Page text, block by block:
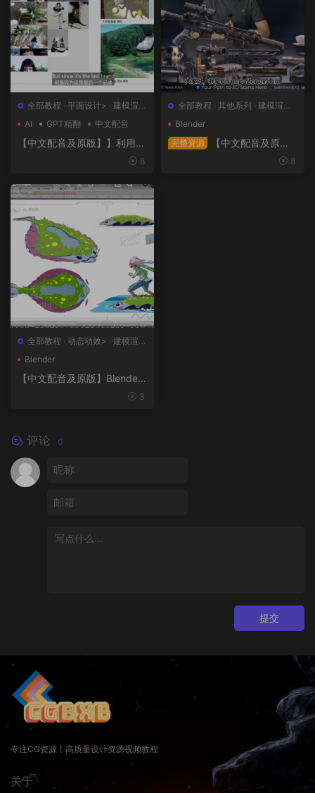
全部教程 · 平面设计> · 建模渲染
日韩系列
AI GPT精翻 中文配音
【中文配音及原版】】利用人
工智能和3D技术的混合BX流8
全部教程 · 其他系列 · 建模渲染>
Blender
完整资源
【中文配音及原
版】终极武器大师班2｜AR-18
全部教程 · 动态动效> · 建模渲染
Blender
【中文配音及原版】Blender
3
评论 0
提交
专注CG资源丨高质量设计资源视频教程
关于